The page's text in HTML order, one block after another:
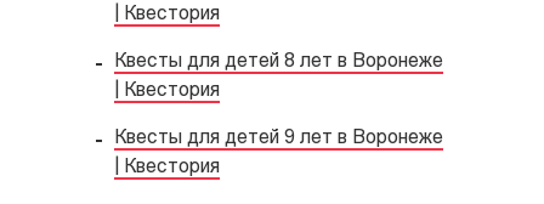
| Квестория
Квесты для детей 8 лет в Воронеже
| Квестория
Квесты для детей 9 лет в Воронеже
| Квестория